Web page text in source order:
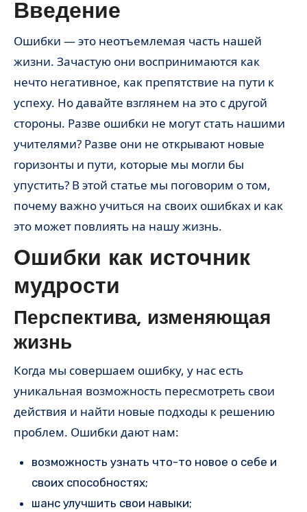
Введение
Ошибки — это неотъемлемая часть нашей
жизни. Зачастую они воспринимаются как
нечто негативное, как препятствие на пути к
успеху. Но давайте взглянем на это с другой
стороны. Разве ошибки не могут стать нашими
учителями? Разве они не открывают новые
горизонты и пути, которые мы могли бы
упустить? В этой статье мы поговорим о том,
почему важно учиться на своих ошибках и как
это может повлиять на нашу жизнь.
Ошибки как источник
мудрости
Перспектива, изменяющая
жизнь
Когда мы совершаем ошибку, у нас есть
уникальная возможность пересмотреть свои
действия и найти новые подходы к решению
проблем. Ошибки дают нам:
возможность узнать что-то новое о себе и
своих способностях;
шанс улучшить свои навыки;